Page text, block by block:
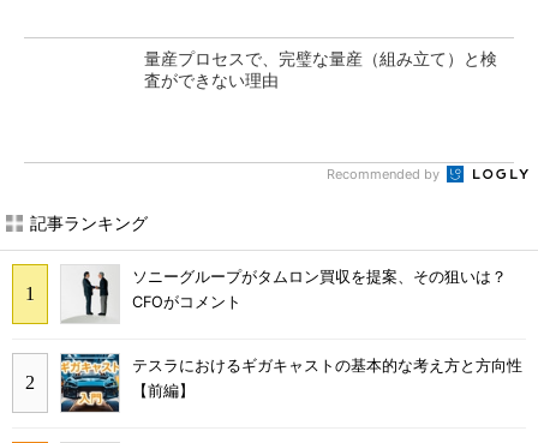
量産プロセスで、完璧な量産（組み立て）と検
査ができない理由
Recommended by
記事ランキング
ソニーグループがタムロン買収を提案、その狙いは？
CFOがコメント
テスラにおけるギガキャストの基本的な考え方と方向性
【前編】